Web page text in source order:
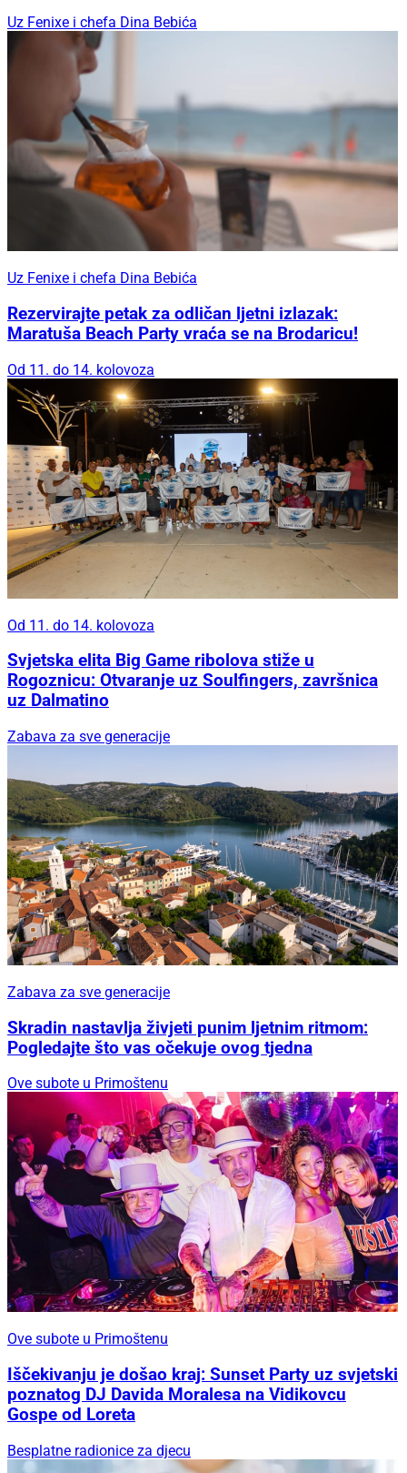
Uz Fenixe i chefa Dina Bebića
Uz Fenixe i chefa Dina Bebića
Rezervirajte petak za odličan ljetni izlazak:
Maratuša Beach Party vraća se na Brodaricu!
Od 11. do 14. kolovoza
Od 11. do 14. kolovoza
Svjetska elita Big Game ribolova stiže u
Rogoznicu: Otvaranje uz Soulfingers, završnica
uz Dalmatino
Zabava za sve generacije
Zabava za sve generacije
Skradin nastavlja živjeti punim ljetnim ritmom:
Pogledajte što vas očekuje ovog tjedna
Ove subote u Primoštenu
Ove subote u Primoštenu
Iščekivanju je došao kraj: Sunset Party uz svjetski
poznatog DJ Davida Moralesa na Vidikovcu
Gospe od Loreta
Besplatne radionice za djecu